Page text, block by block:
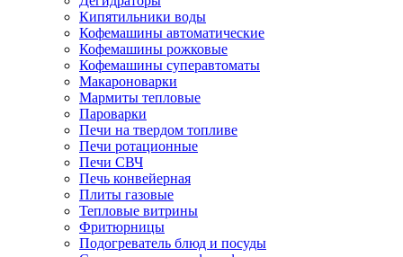
Кипятильники воды
Кофемашины автоматические
Кофемашины рожковые
Кофемашины суперавтоматы
Макароноварки
Мармиты тепловые
Пароварки
Печи на твердом топливе
Печи ротационные
Печи СВЧ
Печь конвейерная
Плиты газовые
Тепловые витрины
Фритюрницы
Подогреватель блюд и посуды